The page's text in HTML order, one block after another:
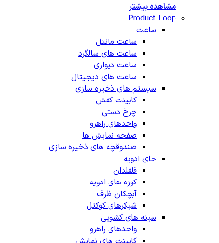
مشاهده بیشتر
Product Loop
ساعت
ساعت مانتل
ساعت های سالگرد
ساعت دیواری
ساعت های دیجیتال
سیستم های ذخیره سازی
کابینت کفش
چرخ دستی
واحدهای راهرو
صفحه نمایش ها
صندوقچه های ذخیره سازی
جای ادویه
فلفلدان
کوزه های ادویه
آبچکان ظرف
شیکرهای کوکتل
سینه های کشویی
واحدهای راهرو